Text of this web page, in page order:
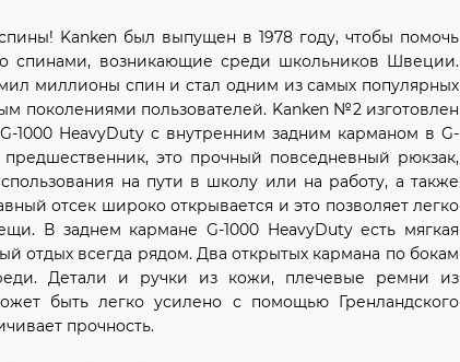
Kanken был выпущен в 1978 году, чтобы помочь
спинами, возникающие среди школьников Швеции.
миллионы спин и стал одним из самых популярных
поколениями пользователей. Kanken №2 изготовлен
1000 HeavyDuty с внутренним задним карманом в G-
это прочный повседневный рюкзак,
на пути в школу или на работу, а также
отсек широко открывается и это позволяет легко
В заднем кармане G-1000 HeavyDuty есть мягкая
отдых всегда рядом. Два открытых кармана по бокам
Детали и ручки из кожи, плечевые ремни из
быть легко усилено с помощью Гренландского
прочность.